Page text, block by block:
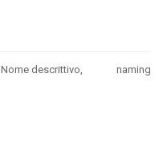
naming
Nome descrittivo,